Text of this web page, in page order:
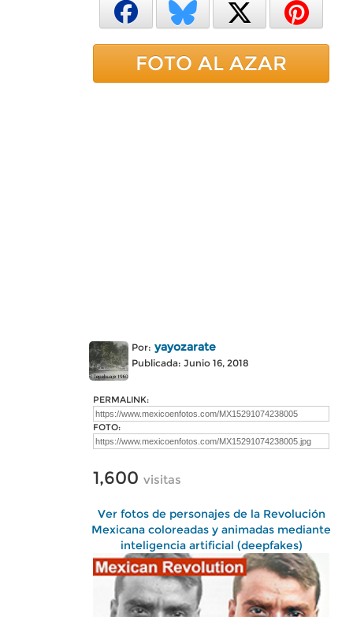
FOTO AL AZAR
Por: yayozarate
Publicada: Junio 16, 2018
PERMALINK:
FOTO:
1,600 visitas
Ver fotos de personajes de la Revolución
Mexicana coloreadas y animadas mediante
inteligencia artificial (deepfakes)